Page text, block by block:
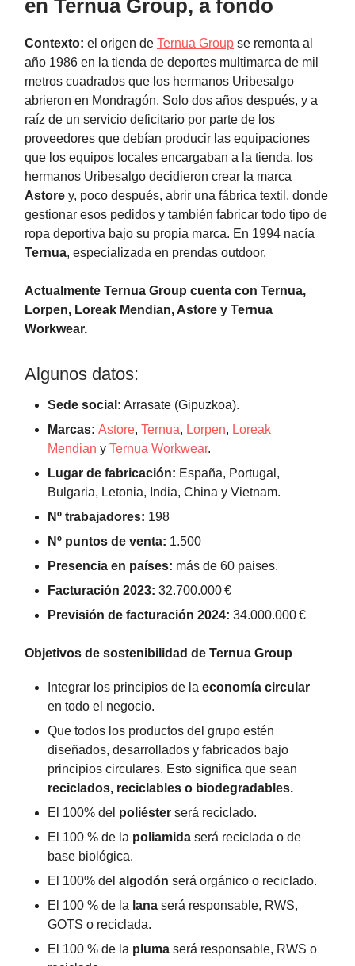
en Ternua Group, a fondo
Contexto: el origen de Ternua Group se remonta al
año 1986 en la tienda de deportes multimarca de mil
metros cuadrados que los hermanos Uribesalgo
abrieron en Mondragón. Solo dos años después, y a
raíz de un servicio deficitario por parte de los
proveedores que debían producir las equipaciones
que los equipos locales encargaban a la tienda, los
hermanos Uribesalgo decidieron crear la marca
Astore y, poco después, abrir una fábrica textil, donde
gestionar esos pedidos y también fabricar todo tipo de
ropa deportiva bajo su propia marca. En 1994 nacía
Ternua, especializada en prendas outdoor.
Actualmente Ternua Group cuenta con Ternua,
Lorpen, Loreak Mendian, Astore y Ternua
Workwear.
Algunos datos:
Sede social: Arrasate (Gipuzkoa).
Marcas: Astore, Ternua, Lorpen, Loreak
Mendian y Ternua Workwear.
Lugar de fabricación: España, Portugal,
Bulgaria, Letonia, India, China y Vietnam.
Nº trabajadores: 198
Nº puntos de venta: 1.500
Presencia en países: más de 60 paises.
Facturación 2023: 32.700.000 €
Previsión de facturación 2024: 34.000.000 €
Objetivos de sostenibilidad de Ternua Group
Integrar los principios de la economía circular
en todo el negocio.
Que todos los productos del grupo estén
diseñados, desarrollados y fabricados bajo
principios circulares. Esto significa que sean
reciclados, reciclables o biodegradables.
El 100% del poliéster será reciclado.
El 100 % de la poliamida será reciclada o de
base biológica.
El 100% del algodón será orgánico o reciclado.
El 100 % de la lana será responsable, RWS,
GOTS o reciclada.
El 100 % de la pluma será responsable, RWS o